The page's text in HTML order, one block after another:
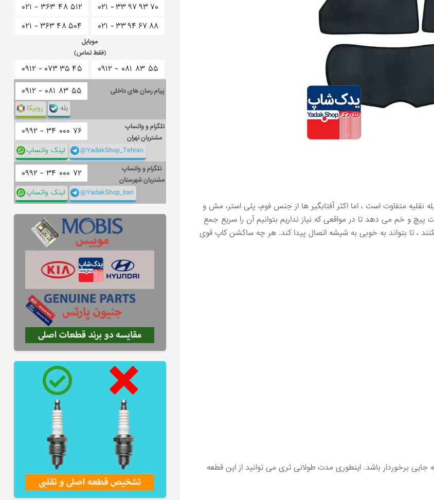
۰۲۱ -۳۳۹۷۹۳ ۷۰
۰۲۱ -۳۳۹۴ ۶۷ ۸۸
۰۲۱ - ۳۶۳ ۴۸ ۵۱۲
۰۲۱ - ۳۶۳ ۴۸ ۵۰۴
موبایل
(فقط تماس)
۰۹۱۲ - ۰۸۱ ۸۳ ۵۵ ۰۹۱۲ - ۰۷۳۳۵ ۴۵
پیام رسان های داخلی ۰۹۱۲ - ۰۸۱ ۸۳ ۵۵
روبیکا بله
تلگرام و واتساپ
مشتریان تهران
۰۹۹۲ - ۳۴ ۰۰۰ ۷۶
لینک واتساپ @YadakShop_Tehran
تلگرام و واتساپ
مشتریان شهرستان
۰۹۹۲ - ۳۴ ۰۰۰ ۷۲
لینک واتساپ @YadakShop_Iran
متفاوت است ، اما اکثر آفتابگیر ها از جنس فوم، پلی استر، مش و
پیچ و خم می دهد تا در مواقعی که نیاز نداریم بتوانیم آن را سریع جمع
، تا بتواند به خوبی به شیشه اتصال پیدا کند. هر چه ساکشن کاپ قوی
برخوردار باشد. اینطوری مدت طولانی تری می توانید از این قطعه